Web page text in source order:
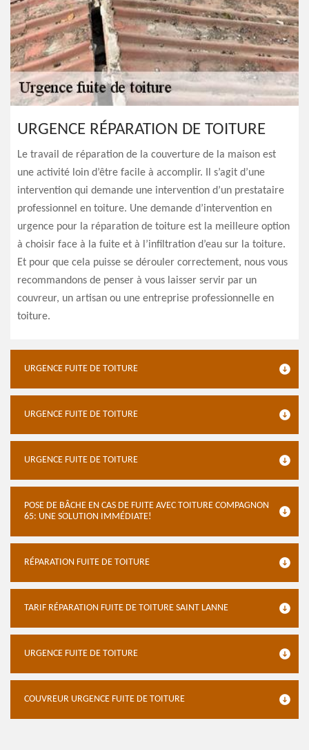
URGENCE RÉPARATION DE TOITURE
Le travail de réparation de la couverture de la maison est
une activité loin d’être facile à accomplir. Il s’agit d’une
intervention qui demande une intervention d’un prestataire
professionnel en toiture. Une demande d’intervention en
urgence pour la réparation de toiture est la meilleure option
à choisir face à la fuite et à l’infiltration d’eau sur la toiture.
Et pour que cela puisse se dérouler correctement, nous vous
recommandons de penser à vous laisser servir par un
couvreur, un artisan ou une entreprise professionnelle en
toiture.
URGENCE FUITE DE TOITURE
URGENCE FUITE DE TOITURE
URGENCE FUITE DE TOITURE
POSE DE BÂCHE EN CAS DE FUITE AVEC TOITURE COMPAGNON
65: UNE SOLUTION IMMÉDIATE!
RÉPARATION FUITE DE TOITURE
TARIF RÉPARATION FUITE DE TOITURE SAINT LANNE
URGENCE FUITE DE TOITURE
COUVREUR URGENCE FUITE DE TOITURE